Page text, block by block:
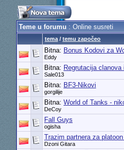
Teme u forumu: Online susreti
tema/ temu započeo
Bitna: Bonus Kodovi za
Eddy
Bitna: Regrutacija
Sale013
Bitna: BF3-Nikovi
gorgilije
Bitna: World of Tanks -
DeCoy
Fall Guys
ogisha
Trazim partnera za
Dzoni Gitara